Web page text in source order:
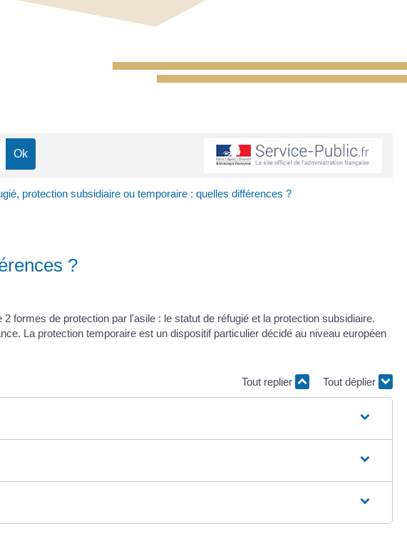
protection subsidiaire ou temporaire : quelles différences ?
?
formes de protection par l'asile : le statut de réfugié et la protection subsidiaire.
La protection temporaire est un dispositif particulier décidé au niveau européen
Tout replier Tout déplier